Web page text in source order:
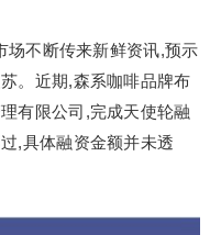
场不断传来新鲜资讯,预示
。近期,森系咖啡品牌布
有限公司,完成天使轮融
,具体融资金额并未透